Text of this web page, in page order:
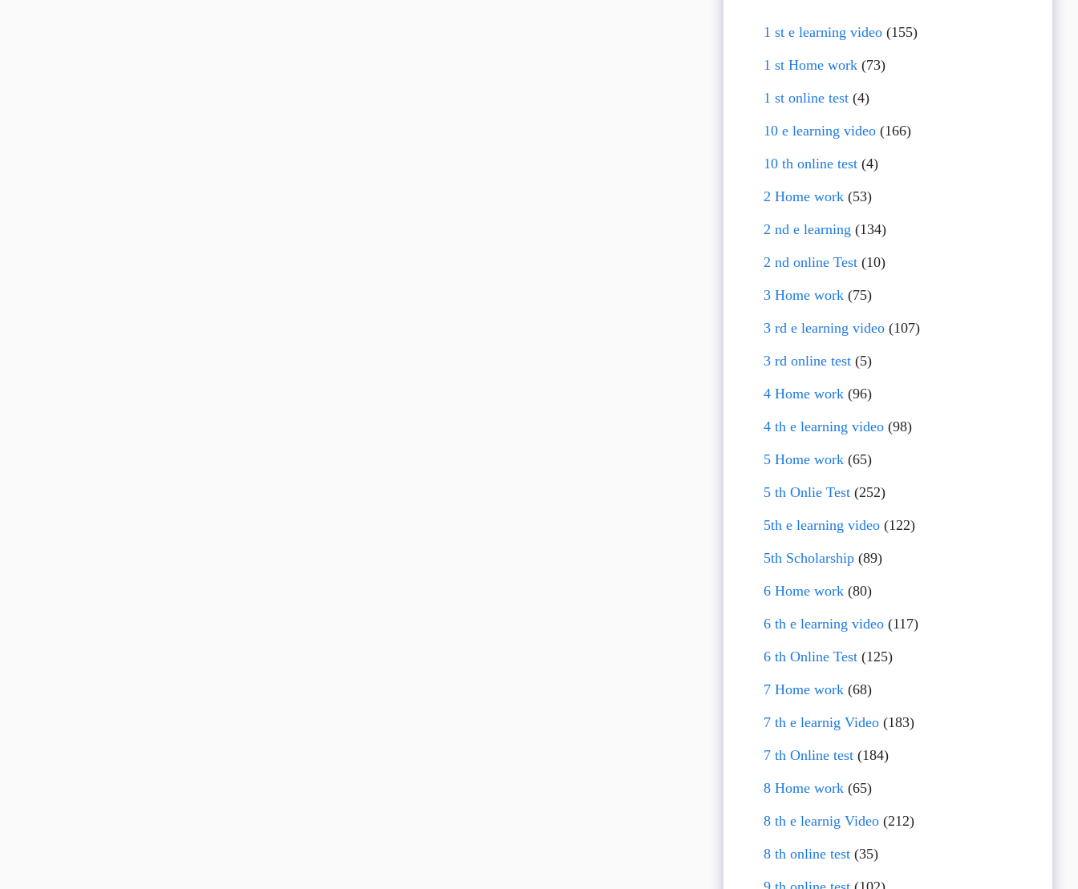
1 st e learning video(155)
1 st Home work(73)
1 st online test(4)
10 e learning video(166)
10 th online test(4)
2 Home work(53)
2 nd e learning (134)
2 nd online Test(10)
3 Home work(75)
3 rd e learning video(107)
3 rd online test(5)
4 Home work(96)
4 th e learning video(98)
5 Home work(65)
5 th Onlie Test(252)
5th e learning video(122)
5th Scholarship(89)
6 Home work(80)
6 th e learning video(117)
6 th Online Test(125)
7 Home work(68)
7 th e learnig Video(183)
7 th Online test(184)
8 Home work(65)
8 th e learnig Video(212)
8 th online test(35)